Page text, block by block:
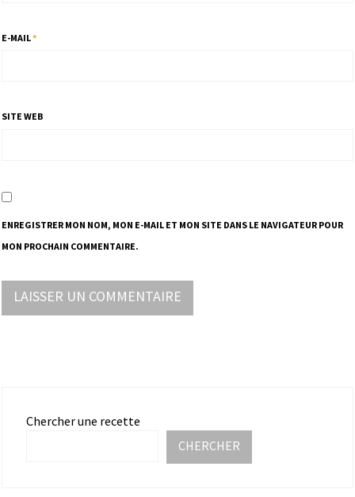
E-MAIL*
SITE WEB
ENREGISTRER MON NOM, MON E-MAIL ET MON SITE DANS LE NAVIGATEUR POUR
MON PROCHAIN COMMENTAIRE.
Chercher une recette
CHERCHER